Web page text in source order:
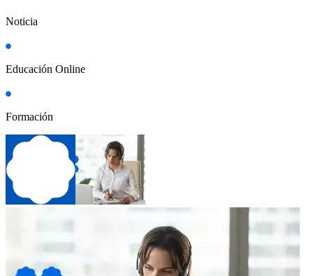
Noticia
Educación Online
Formación